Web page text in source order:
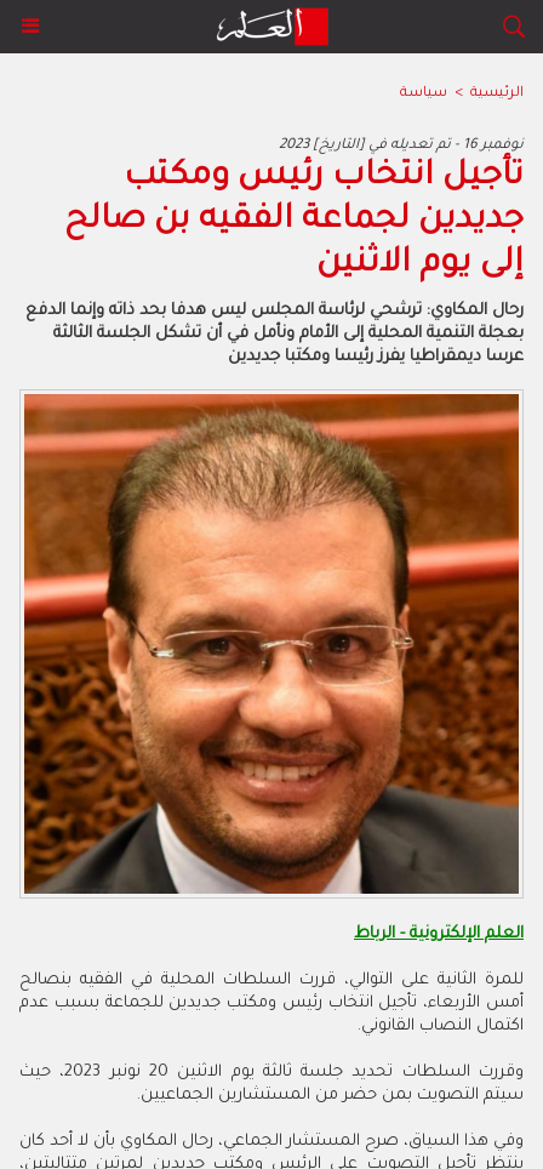
الرئيسية > سياسة
2023 نوفمبر 16 - تم تعديله في [التاريخ]
تأجيل انتخاب رئيس ومكتب
جديدين لجماعة الفقيه بن صالح
إلى يوم الاثنين
رحال المكاوي: ترشحي لرئاسة المجلس ليس هدفا بحد ذاته وإنما الدفع
بعجلة التنمية المحلية إلى الأمام ونأمل في أن تشكل الجلسة الثالثة
عرسا ديمقراطيا يفرز رئيسا ومكتبا جديدين
العلم الإلكترونية - الرباط
للمرة الثانية على التوالي، قررت السلطات المحلية في الفقيه بنصالح
أمس الأربعاء، تأجيل انتخاب رئيس ومكتب جديدين للجماعة بسبب عدم
اكتمال النصاب القانوني.
وقررت السلطات تحديد جلسة ثالثة يوم الاثنين 20 نونبر 2023، حيث
سيتم التصويت بمن حضر من المستشارين الجماعيين.
وفي هذا السياق، صرح المستشار الجماعي، رحال المكاوي بأن لا أحد كان
ينتظر تأجيل التصويت على الرئيس ومكتب جديدين لمرتين متتاليتين،